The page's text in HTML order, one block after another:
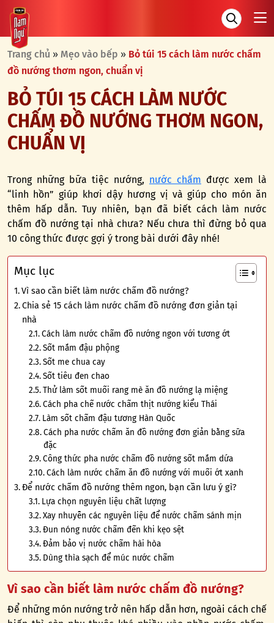
Trang chủ » Mẹo vào bếp » Bỏ túi 15 cách làm nước chấm
đồ nướng thơm ngon, chuẩn vị
BỎ TÚI 15 CÁCH LÀM NƯỚC
CHẤM ĐỒ NƯỚNG THƠM NGON,
CHUẨN VỊ
Trong những bữa tiệc nướng, nước chấm được xem là
“linh hồn” giúp khơi dậy hương vị và giúp cho món ăn
thêm hấp dẫn. Tuy nhiên, bạn đã biết cách làm nước
chấm đồ nướng tại nhà chưa? Nếu chưa thì đừng bỏ qua
10 công thức được gợi ý trong bài dưới đây nhé!
Mục lục
Vì sao cần biết làm nước chấm đồ nướng?
Chia sẻ 15 cách làm nước chấm đồ nướng đơn giản tại
nhà
Cách làm nước chấm đồ nướng ngon với tương ớt
Sốt mắm đậu phộng
Sốt me chua cay
Sốt tiêu đen chao
Thử làm sốt muối rang mè ăn đồ nướng lạ miệng
Cách pha chế nước chấm thịt nướng kiểu Thái
Làm sốt chấm đậu tương Hàn Quốc
Cách pha nước chấm ăn đồ nướng đơn giản bằng sữa
đặc
Công thức pha nước chấm đồ nướng sốt mắm dứa
Cách làm nước chấm ăn đồ nướng với muối ớt xanh
Để nước chấm đồ nướng thêm ngon, bạn cần lưu ý gì?
Lựa chọn nguyên liệu chất lượng
Xay nhuyễn các nguyên liệu để nước chấm sánh mịn
Đun nóng nước chấm đến khi kẹo sệt
Đảm bảo vị nước chấm hài hòa
Dùng thìa sạch để múc nước chấm
Vì sao cần biết làm nước chấm đồ nướng?
Để những món nướng trở nên hấp dẫn hơn, ngoài cách chế